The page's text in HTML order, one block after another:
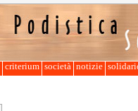
criterium società notizie